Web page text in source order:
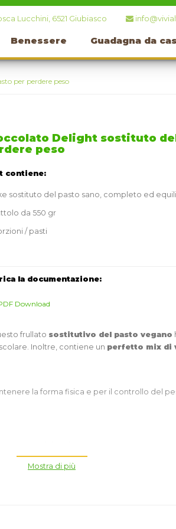
Lucchini, 6521 Giubiasco
Benessere Guadagna da
per perdere peso
Delight sostituto
peso
contiene:
sostituto del pasto sano, completo ed
da 550 gr
/ pasti
la documentazione:
Download
Mostra di più
frullato sostitutivo del pasto vegano
Inoltre, contiene un perfetto mix di
la forma fisica e per il controllo del